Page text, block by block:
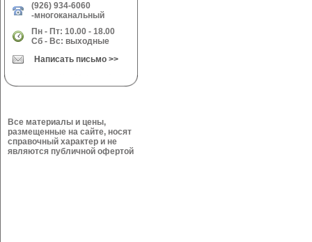
(926) 934-6060
-многоканальный
Пн - Пт: 10.00 - 18.00
Сб - Вс: выходные
Написать письмо >>
Все материалы и цены,
размещенные на сайте, носят
справочный характер и не
являются публичной офертой